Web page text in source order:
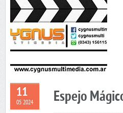
11
05 2024 Espejo